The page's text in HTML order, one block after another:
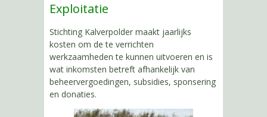
Exploitatie
Stichting Kalverpolder maakt jaarlijks
kosten om de te verrichten
werkzaamheden te kunnen uitvoeren en is
wat inkomsten betreft afhankelijk van
beheervergoedingen, subsidies, sponsering
en donaties.